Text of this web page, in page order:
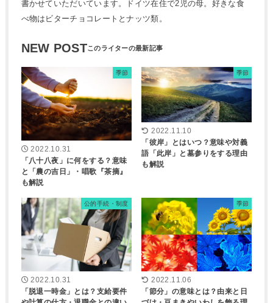
書かせていただいています。ドイツ在住で2児の母。好きな食
べ物はビターチョコレートとナッツ類。
NEW POST
季節
2022.10.31
「八十八夜」に何をする？意味
と「農の吉日」・唱歌『茶摘』
も解説
季節
2022.11.10
「彼岸」とはいつ？意味や対義
語「此岸」と墓参りをする理由
も解説
公的手続・制度
2022.10.31
「脱退一時金」とは？支給要件
季節
2022.11.06
「節分」の意味とは？由来と日